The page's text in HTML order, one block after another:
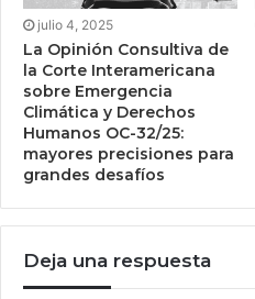
julio 4, 2025
La Opinión Consultiva de
la Corte Interamericana
sobre Emergencia
Climática y Derechos
Humanos OC-32/25:
mayores precisiones para
grandes desafíos
Deja una respuesta